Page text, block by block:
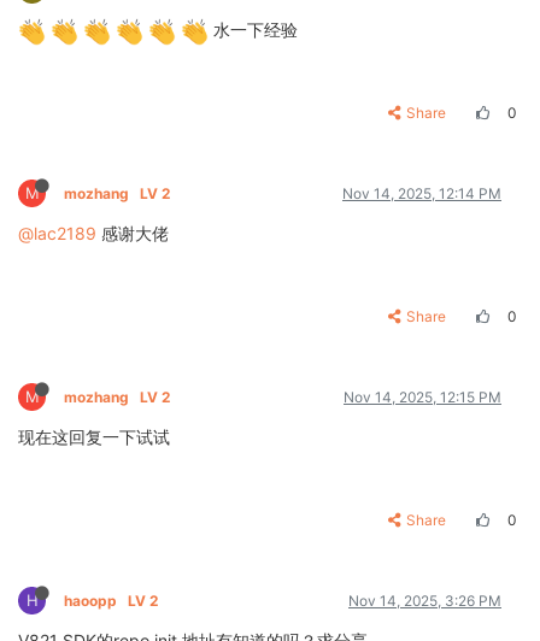
水一下经验
Share 0
M mozhang LV 2 Nov 14, 2025, 12:14 PM
@lac2189 感谢大佬
Share 0
M mozhang LV 2 Nov 14, 2025, 12:15 PM
现在这回复一下试试
Share 0
H haoopp LV 2 Nov 14, 2025, 3:26 PM